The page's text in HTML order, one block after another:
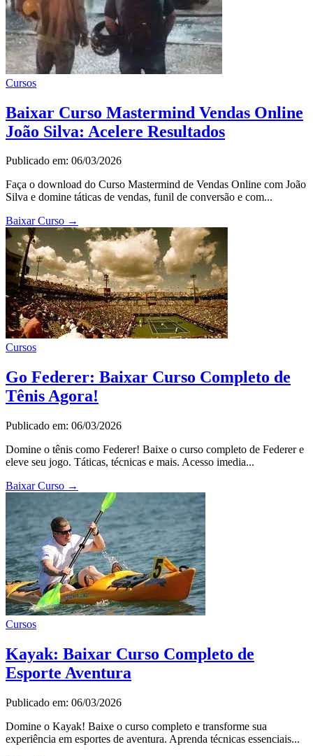
Cursos
Baixar Curso Mastermind Vendas Online
João Silva: Acelere Resultados
Publicado em: 06/03/2026
Faça o download do Curso Mastermind de Vendas Online com João
Silva e domine táticas de vendas, funil de conversão e com...
Baixar Curso →
Cursos
Go Federer: Baixar Curso Completo de
Tênis Agora!
Publicado em: 06/03/2026
Domine o tênis como Federer! Baixe o curso completo de Federer e
eleve seu jogo. Táticas, técnicas e mais. Acesso imedia...
Baixar Curso →
Cursos
Kayak: Baixar Curso Completo de
Esporte Aventura
Publicado em: 06/03/2026
Domine o Kayak! Baixe o curso completo e transforme sua
experiência em esportes de aventura. Aprenda técnicas essenciais...